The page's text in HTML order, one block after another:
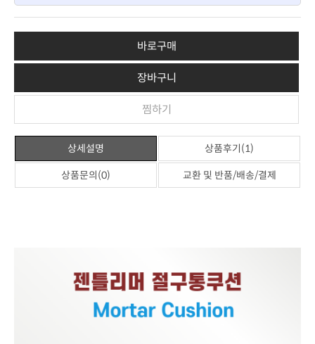
바로구매
장바구니
찜하기
상세설명 상품후기(1)
상품문의(0) 교환 및 반품/배송/결제